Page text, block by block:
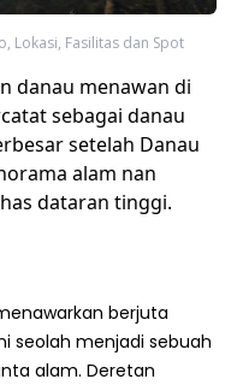
Lokasi, Fasilitas dan Spot
danau menawan di
sebagai danau
setelah Danau
alam nan
dataran tinggi.
berjuta
seolah menjadi sebuah
alam. Deretan